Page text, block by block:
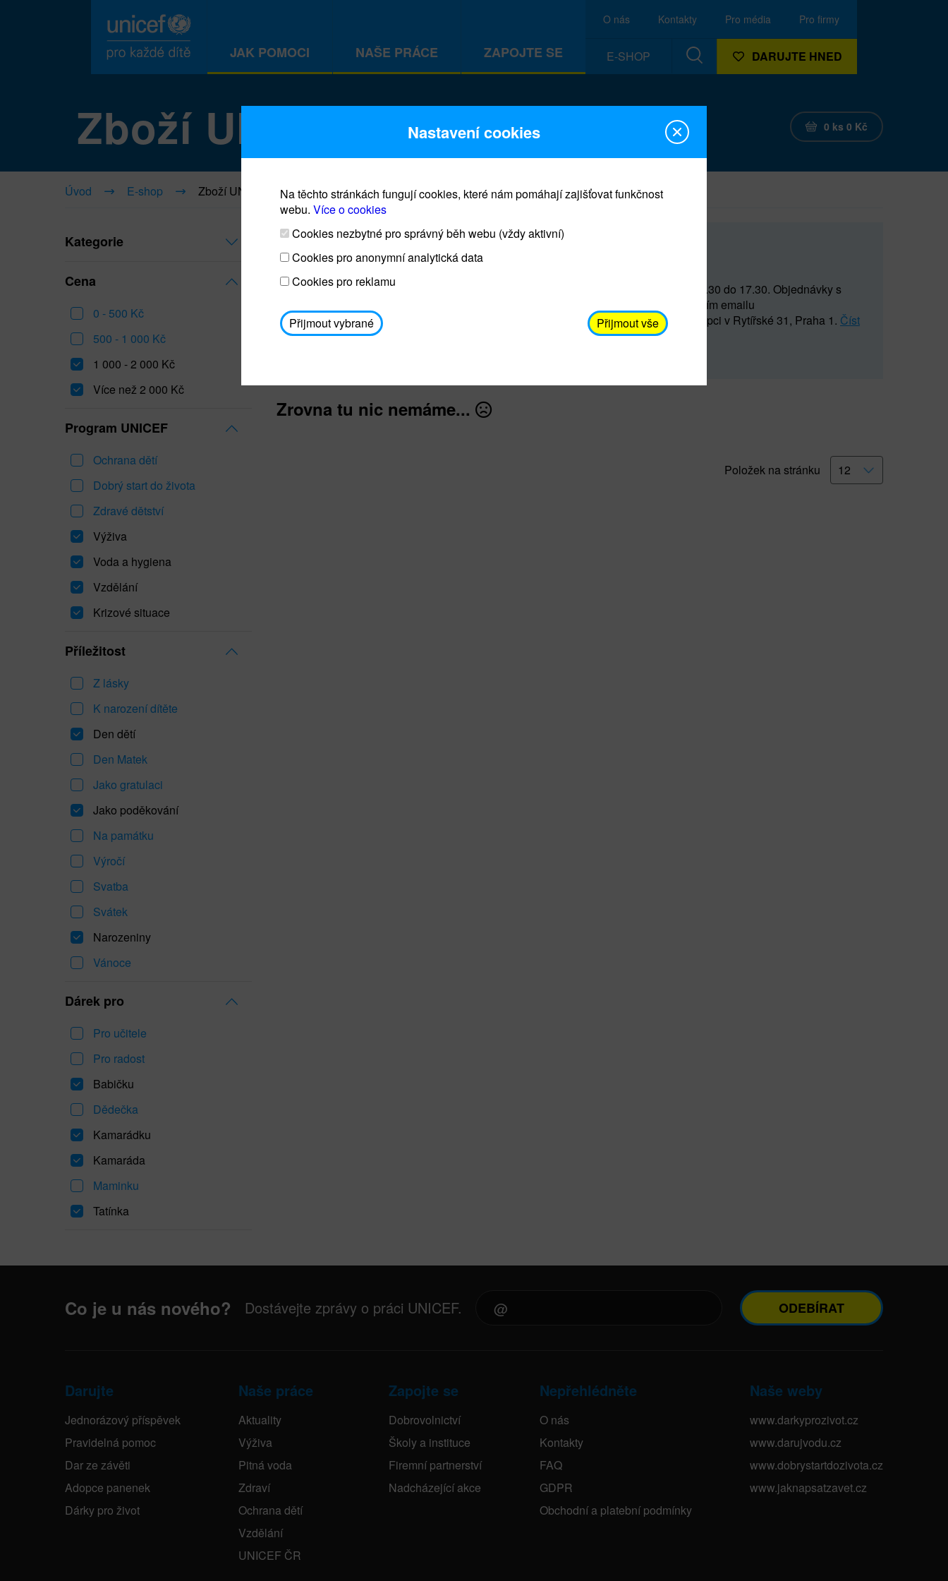
JAK POMOCI NAŠE PRÁCE ZAPOJTE SE
O nás Kontakty Pro média Pro firmy
E-SHOP DARUJTE HNED
Zboží UNICEF 0 ks 0 Kč
Úvod E-shop Zboží UNICEF
Kategorie
Cena
0 - 500 Kč
500 - 1 000 Kč
1 000 - 2 000 Kč
Více než 2 000 Kč
Program UNICEF
Ochrana dětí
Dobrý start do života
Zdravé dětství
Výživa
Voda a hygiena
Vzdělání
Krizové situace
Příležitost
Z lásky
K narození dítěte
Den dětí
Den Matek
Jako gratulaci
Jako poděkování
Na památku
Výročí
Svatba
Svátek
Narozeniny
Vánoce
Dárek pro
Pro učitele
Pro radost
Babičku
Dědečka
Kamarádku
Kamaráda
Maminku
Tatínka
Prodej blahopřání a dárků UNICEF
Prodejna UNICEF bude otevřena každý čtvrtek o 11 do 15 a od 15.30 do 17.30. Objednávky s
osobním odběrem je možné vyzvednout po domluvě (prostřednictvím emailu
avodickova@unicef.cz nebo telefonním čísle 606 655 547) na recepci v Rytířské 31, Praha 1. Číst
dále
Zrovna tu nic nemáme...
Položek na stránku
Co je u nás nového? Dostávejte zprávy o práci UNICEF. ODEBÍRAT
Darujte
Jednorázový příspěvek
Pravidelná pomoc
Dar ze závěti
Adopce panenek
Dárky pro život
Naše práce
Aktuality
Výživa
Pitná voda
Zdraví
Ochrana dětí
Vzdělání
UNICEF ČR
Zapojte se
Dobrovolnictví
Školy a instituce
Firemní partnerství
Nadcházející akce
Nepřehlédněte
O nás
Kontakty
FAQ
GDPR
Obchodní a platební podmínky
Naše weby
www.darkyprozivot.cz
www.darujvodu.cz
www.dobrystartdozivota.cz
www.jaknapsatzavet.cz
Nastavení cookies
Na těchto stránkách fungují cookies, které nám pomáhají zajišťovat funkčnost
webu. Více o cookies
Cookies nezbytné pro správný běh webu (vždy aktivní)
Cookies pro anonymní analytická data
Cookies pro reklamu
Přijmout vybrané Přijmout vše